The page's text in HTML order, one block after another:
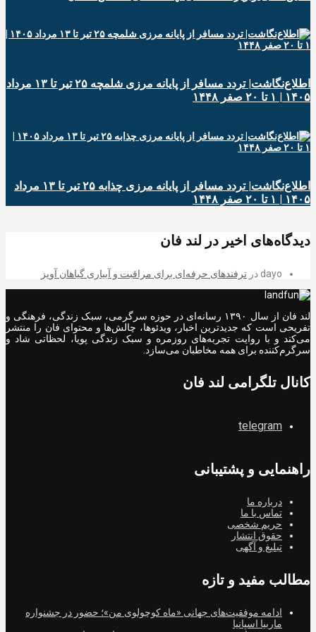
اطلاع‌نگاشت| تردد مسافر از پایانه‌ مرزی شلمچه ۲۵ تیر تا ۱۳ مرداد
۱۴۰۵ | ۱ تا ۲۰ صفر ۱۴۴۸
اطلاع‌نگاشت| تردد مسافر از پایانه‌ مرزی چذابه ۲۵ تیر تا ۱۳ مرداد
۱۴۰۵ | ۱ تا ۲۰ صفر ۱۴۴۸
دیدگاه‌های اخیر در لند فان
dayo در ترفندهای حرفه‌ای برای مراقبت و آبیاری گیاهان آویز
لند فان از سال ۱۳۹۰ رسانه‌ای در حوزه سرگرمی، سبک زندگی، فرهنگی و
تفریحی است که جدیدترین اخبار، ویدئوها، چالش‌ها و محتوای فان را منتشر
می‌کند و با روایت تجربه‌های روزمره و سبک زندگی پویا، لحظاتی شاد و
سرگرم‌کننده برای همه مخاطبان می‌سازد.
کانال تلگرامی لند فان
telegram
راهنمایی و پشتیبانی
درباره ما
تماس با ما
حریم شخصی
حقوق انتشار
تبلیغ و آگهی
مطالب مفید و تازه
ادامه موفقیت‌های جهانی «ماه کوچولوی من»؛ حضور در جشنواره
ماربیا اسپانیا